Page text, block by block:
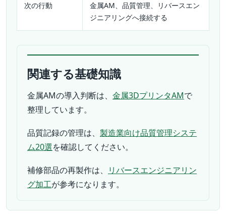
次の行動
金属AM、品質管理、リバースエン
ジニアリングへ接続する
関連する基礎知識
金属AMの導入判断は、 金属3DプリンタAMで
整理しています。
品質記録の管理は、 製造業向け品質管理システ
ム20選を確認してください。
補修部品の再製作は、
リバースエンジニアリン
グ加工が参考になります。